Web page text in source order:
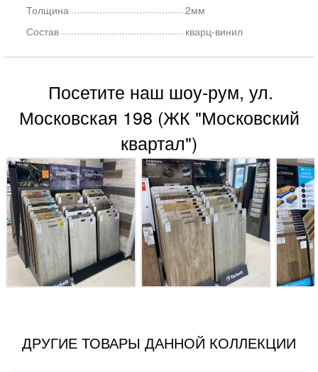
Толщина
2мм
Состав
кварц-винил
Посетите наш шоу-рум, ул.
Московская 198 (ЖК "Московский
квартал")
ДРУГИЕ ТОВАРЫ ДАННОЙ КОЛЛЕКЦИИ